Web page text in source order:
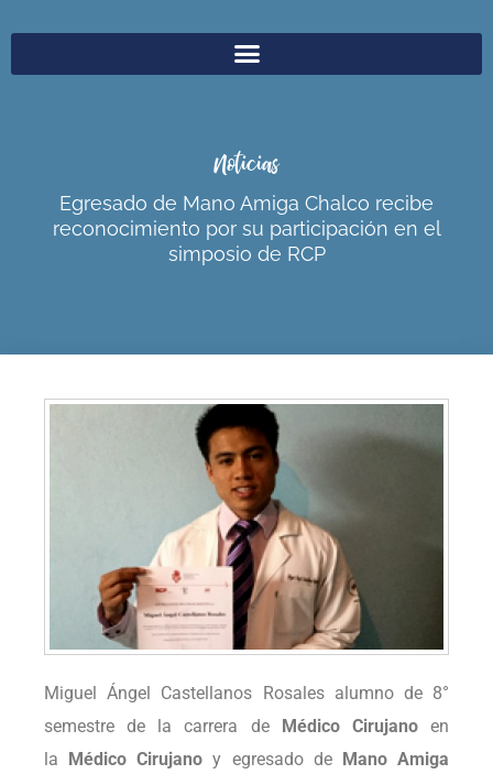
Noticias
Egresado de Mano Amiga Chalco recibe
reconocimiento por su participación en el
simposio de RCP
Miguel Ángel Castellanos Rosales alumno de 8°
semestre de la carrera de
Médico Cirujanoen
la
Médico Cirujano y egresado de
Mano Amiga